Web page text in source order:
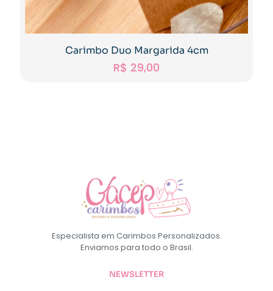
Carimbo Duo Margarida 4cm
R$ 29,00
Especialista em Carimbos Personalizados.
Enviamos para todo o Brasil.
NEWSLETTER